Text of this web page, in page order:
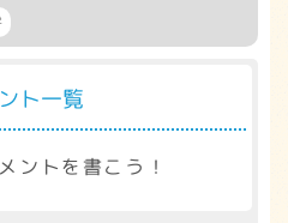
ト一覧
ントを書こう！